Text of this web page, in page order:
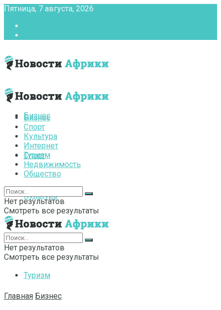
Пятница, 7 августа, 2026
Бизнес
Спорт
Культура
Интернет
Туризм
Бизнес
Спорт
Культура
Интернет
Туризм
Недвижимость
Общество
Нет результатов
Смотреть все результаты
Нет результатов
Смотреть все результаты
Главная Бизнес